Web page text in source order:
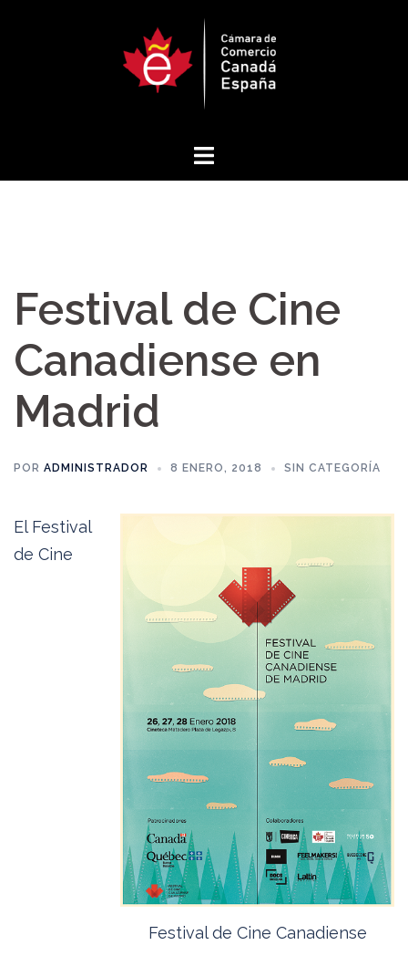
Festival de Cine
Canadiense en
Madrid
POR ADMINISTRADOR 8 ENERO, 2018 SIN CATEGORÍA
Festival de Cine Canadiense
El Festival
de Cine